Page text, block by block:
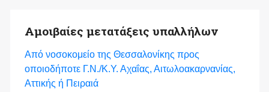
Αμοιβαίες μετατάξεις υπαλλήλων
Από νοσοκομείο της Θεσσαλονίκης προς
οποιοδήποτε Γ.Ν./Κ.Υ. Αχαΐας, Αιτωλοακαρνανίας,
Αττικής ή Πειραιά